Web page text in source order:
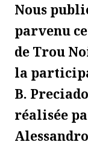
Nous
parvenu
de Trou
la
B. Preciado
réalisée